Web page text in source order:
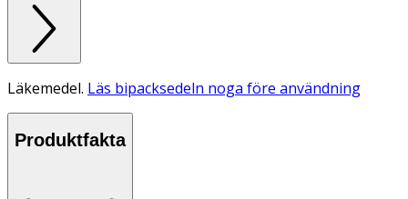
Läkemedel. Läs bipacksedeln noga före användning
Produktfakta